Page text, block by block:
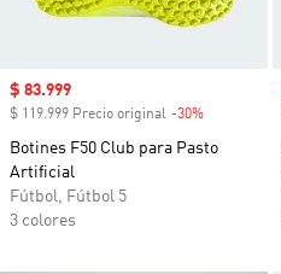
Precio de venta
$ 83.999
$ 119.999 Precio original -30%
Botines F50 Club para Pasto
Artificial
Fútbol, Fútbol 5
3 colores